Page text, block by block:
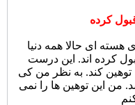
کرده
هسته ای حالا همه دنیا
کرده اند. این درست
کند. به نظر من کی
من این توهین ها را نمی